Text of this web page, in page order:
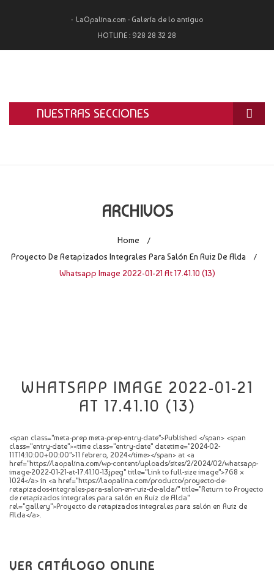
LaOpalina.com - Galería de lo antiguo
HOTLINE : 928 28 32 28
NUESTRAS SECCIONES
LA OPALINA
TASACIÓN Y COMPRA
ARCHIVOS
Home /
Proyecto De Retapizados Integrales Para Salón En Ruiz De Alda /
Whatsapp Image 2022-01-21 At 17.41.10 (13)
WHATSAPP IMAGE 2022-01-21
AT 17.41.10 (13)
<span class="meta-prep meta-prep-entry-date">Published </span> <span
class="entry-date"><time class="entry-date" datetime="2024-02-
11T14:10:00+00:00">11 febrero, 2024</time></span> at <a
href="https://laopalina.com/wp-content/uploads/sites/2/2024/02/whatsapp-
image-2022-01-21-at-17.41.10-13.jpeg" title="Link to full-size image">768 ×
1024</a> in <a href="https://laopalina.com/producto/proyecto-de-
retapizados-integrales-para-salon-en-ruiz-de-alda/" title="Return to Proyecto
de retapizados integrales para salón en Ruiz de Alda"
rel="gallery">Proyecto de retapizados integrales para salón en Ruiz de
Alda</a>.
VER CATÁLOGO ONLINE